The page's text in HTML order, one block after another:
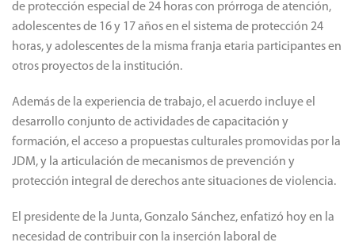
de protección especial de 24 horas con prórroga de atención,
adolescentes de 16 y 17 años en el sistema de protección 24
horas, y adolescentes de la misma franja etaria participantes en
otros proyectos de la institución.
Además de la experiencia de trabajo, el acuerdo incluye el
desarrollo conjunto de actividades de capacitación y
formación, el acceso a propuestas culturales promovidas por la
JDM, y la articulación de mecanismos de prevención y
protección integral de derechos ante situaciones de violencia.
El presidente de la Junta, Gonzalo Sánchez, enfatizó hoy en la
necesidad de contribuir con la inserción laboral de